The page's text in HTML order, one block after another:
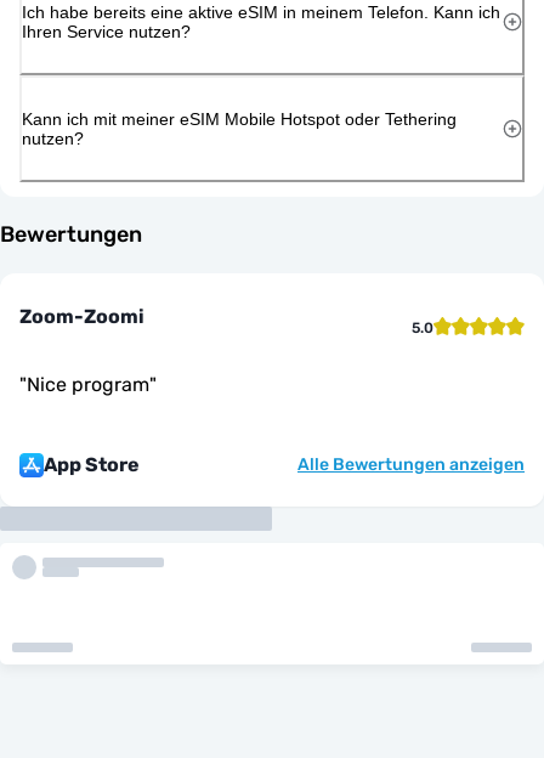
Ich habe bereits eine aktive eSIM in meinem Telefon. Kann ich
Ihren Service nutzen?
Kann ich mit meiner eSIM Mobile Hotspot oder Tethering
nutzen?
Bewertungen
Zoom-Zoomi 5.0
"Nice program"
App Store Alle Bewertungen anzeigen